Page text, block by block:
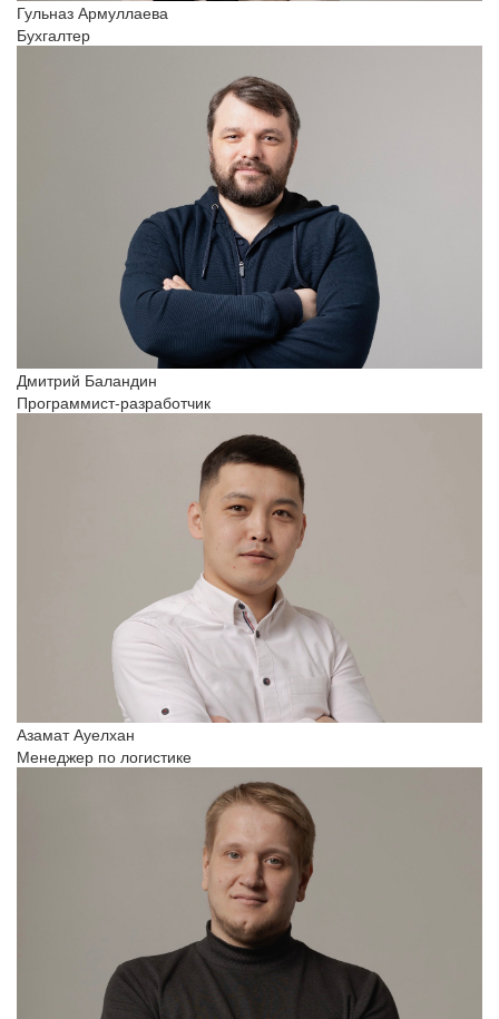
Гульназ Армуллаева
Бухгалтер
Дмитрий Баландин
Программист-разработчик
Азамат Ауелхан
Менеджер по логистике